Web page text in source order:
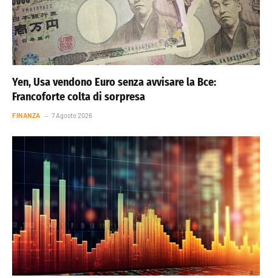
Yen, Usa vendono Euro senza avvisare la Bce:
Francoforte colta di sorpresa
FINANZA 7 Agosto 2026